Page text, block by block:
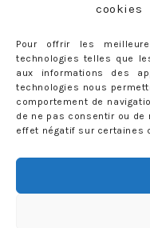
cookies
Pour offrir les
technologies telles que
aux informations des
technologies nous
comportement de
de ne pas consentir ou
effet négatif sur certaines
Adresse
Rejoignez